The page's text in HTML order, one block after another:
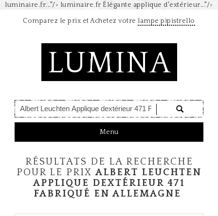
luminaire.fr..."/> luminaire.fr Élégante applique d'extérieur..."/>
Comparez le prix et Achetez votre lampe pipistrello
LUMINA
T
o
g
l
e
n
Menu
RÉSULTATS DE LA RECHERCHE
POUR LE PRIXALBERT LEUCHTEN
APPLIQUE DEXTÉRIEUR 471
FABRIQUÉ EN ALLEMAGNE